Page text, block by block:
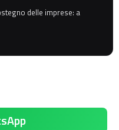
delle imprese: a